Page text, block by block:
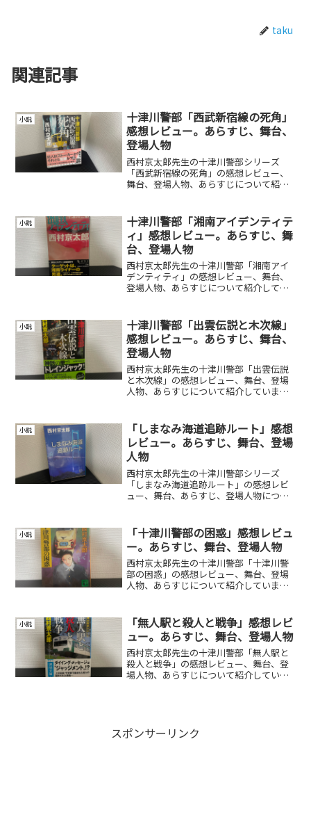
taku
関連記事
小説
十津川警部「西武新宿線の死角」
感想レビュー。あらすじ、舞台、
登場人物
西村京太郎先生の十津川警部シリーズ
「西武新宿線の死角」の感想レビュー、
舞台、登場人物、あらすじについて紹介
小説
十津川警部「湘南アイデンティテ
ィ」感想レビュー。あらすじ、舞
台、登場人物
西村京太郎先生の十津川警部「湘南アイ
デンティティ」の感想レビュー、舞台、
登場人物、あらすじについて紹介してい
小説
十津川警部「出雲伝説と木次線」
感想レビュー。あらすじ、舞台、
登場人物
西村京太郎先生の十津川警部「出雲伝説
と木次線」の感想レビュー、舞台、登場
人物、あらすじについて紹介していま
小説
「しまなみ海道追跡ルート」感想
レビュー。あらすじ、舞台、登場
人物
西村京太郎先生の十津川警部シリーズ
「しまなみ海道追跡ルート」の感想レビ
ュー、舞台、あらすじ、登場人物につい
小説
「十津川警部の困惑」感想レビュ
ー。あらすじ、舞台、登場人物
西村京太郎先生の十津川警部「十津川警
部の困惑」の感想レビュー、舞台、登場
人物、あらすじについて紹介していま
小説
「無人駅と殺人と戦争」感想レビ
ュー。あらすじ、舞台、登場人物
西村京太郎先生の十津川警部「無人駅と
殺人と戦争」の感想レビュー、舞台、登
場人物、あらすじについて紹介していま
スポンサーリンク